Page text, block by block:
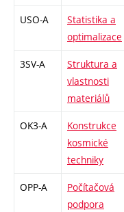
USO-A
Statistika a
optimalizace
3SV-A
Struktura a
vlastnosti
materiálů
OK3-A
Konstrukce
kosmické
techniky
OPP-A
Počítačová
podpora